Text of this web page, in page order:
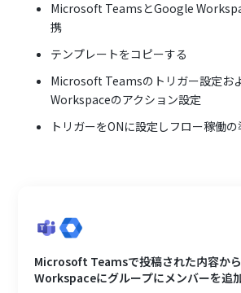
Microsoft TeamsとGoogle
携
テンプレートをコピーする
Microsoft Teamsのトリガー設定お
Workspaceのアクション設定
トリガーをONに設定しフロー稼働
Microsoft Teamsで投稿された内容か
Workspaceにグループにメンバーを追